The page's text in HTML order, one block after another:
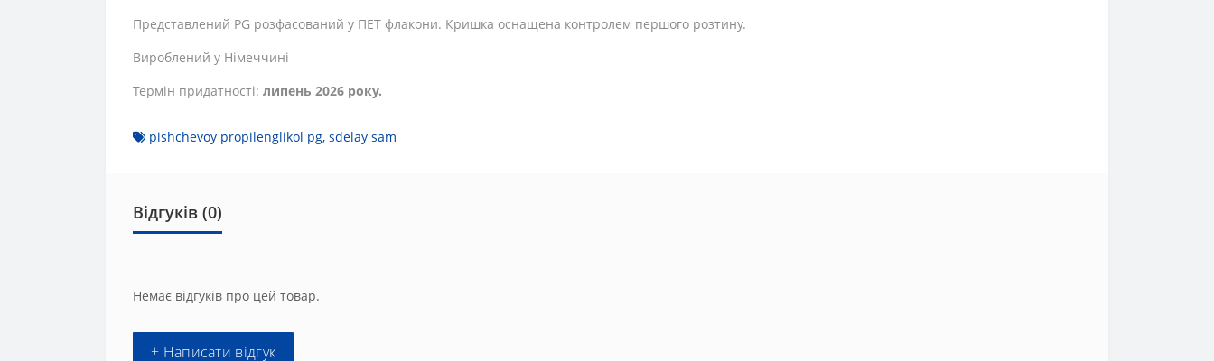
Представлений PG розфасований у ПЕТ флакони. Кришка оснащена контролем першого розтину.
Вироблений у Німеччині
Термін придатності: липень 2026 року.
pishchevoy propilenglikol pg, sdelay sam
Відгуків (0)
Немає відгуків про цей товар.
+ Написати відгук